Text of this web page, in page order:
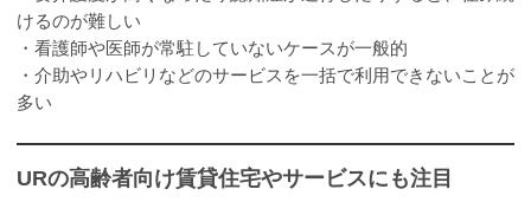
けるのが難しい
・看護師や医師が常駐していないケースが一般的
・介助やリハビリなどのサービスを一括で利用できないことが
多い
URの高齢者向け賃貸住宅やサービスにも注目